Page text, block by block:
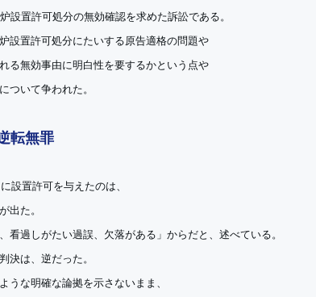
設置許可処分の無効確認を求めた訴訟である。
設置許可処分にたいする原告適格の問題や
る無効事由に明白性を要するかという点や
ついて争われた。
転無罪
設置許可を与えたのは、
出た。
看過しがたい過誤、欠落がある」からだと、述べている。
決は、逆だった。
うな明確な論拠を示さないまま、